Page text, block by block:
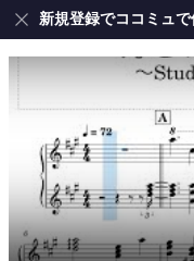
新規登録でココミュ